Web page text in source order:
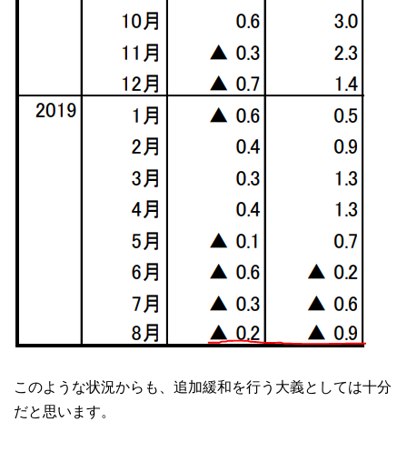
このような状況からも、追加緩和を行う大義としては十分
だと思います。